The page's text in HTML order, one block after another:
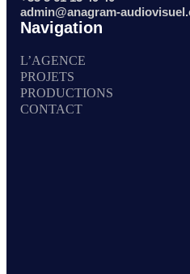
admin@anagram-
Navigation
L’AGENCE
PROJETS
PRODUCTIONS
CONTACT